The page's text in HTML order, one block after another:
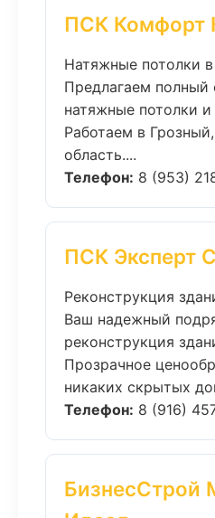
ПСК Комфорт
Натяжные потолки
Предлагаем полный
натяжные потолки
Работаем в
область....
Телефон: 8 (953)
ПСК Эксперт
Реконструкция
Ваш надежный
реконструкция
Прозрачное
никаких скрытых
Телефон: 8 (916)
БизнесСтрой